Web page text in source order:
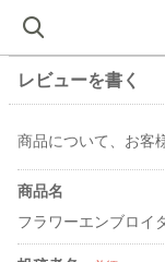
レビューを書く
商品について、お客
商品名
フラワーエンブロイ